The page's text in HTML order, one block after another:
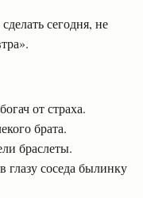
сегодня, не
от страха.
брата.
браслеты.
глазу соседа былинку